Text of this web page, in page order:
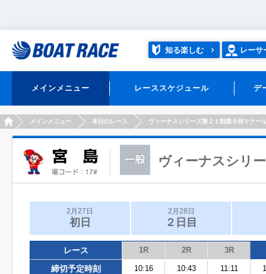
知る楽しむ レーサ
メインメニュー レーススケジュール デ
HOMEメインメニュー 本日のレース ヴィーナスシリーズ第２１戦第９回マクー
ヴィーナスシリ
2月27日
初日
2月28日
２日目
レース 1R 2R 3R
締切予定時刻 10:16 10:43 11:11